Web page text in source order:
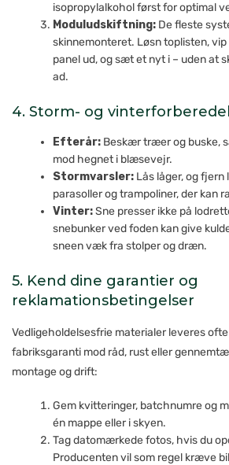
isopropylalkohol først for optimal
Moduludskiftning: De fleste
skinnemonteret. Løsn toplisten,
panel ud, og sæt et nyt i – uden at
ad.
4. Storm- og
Efterår: Beskær træer og buske,
mod hegnet i blæsevejr.
Stormvarsler: Lås låger, og
parasoller og trampoliner, der kan
Vinter:Sne presser ikke på
snebunker ved foden kan give
sneen væk fra stolper og dræn.
5. Kend dine garantier og
reklamationsbetingelser
Vedligeholdelsesfrie materialer leveres
fabriksgaranti mod råd, rust eller
montage og drift:
Gem kvitteringer, batchnumre og
én mappe eller i skyen.
Tag datomærkede fotos, hvis du
Producenten vil som regel kræve